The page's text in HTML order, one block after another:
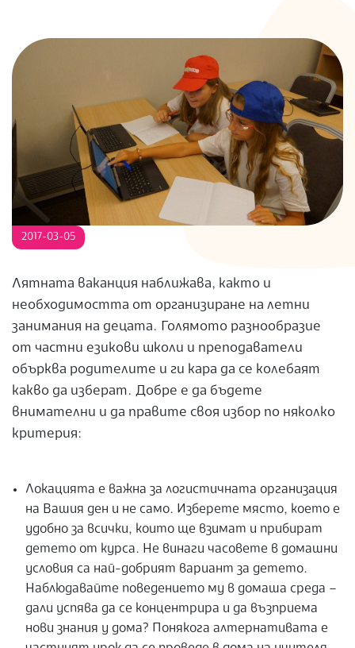
D
S
2017-03-05
Лятната ваканция наближава, както и
необходимостта от организиране на летни
занимания на децата. Голямото разнообразие
от частни езикови школи и преподаватели
обърква родителите и ги кара да се колебаят
какво да изберат. Добре е да бъдете
внимателни и да правите своя избор по няколко
критерия:
Локацията е важна за логистичната организация
на Вашия ден и не само. Изберете място, което е
удобно за всички, които ще взимат и прибират
детето от курса. Не винаги часовете в домашни
условия са най-добрият вариант за детето.
Наблюдавайте поведението му в домаша среда –
дали успява да се концентрира и да възприема
нови знания у дома? Понякога алтернативата е